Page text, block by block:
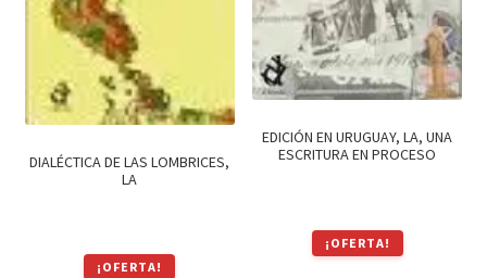
DIALÉCTICA DE LAS LOMBRICES,
LA
¡OFERTA!
EDICIÓN EN URUGUAY, LA, UNA
ESCRITURA EN PROCESO
¡OFERTA!